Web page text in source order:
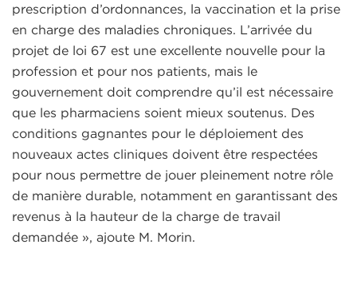
prescription d’ordonnances, la vaccination et la prise
en charge des maladies chroniques. L’arrivée du
projet de loi 67 est une excellente nouvelle pour la
profession et pour nos patients, mais le
gouvernement doit comprendre qu’il est nécessaire
que les pharmaciens soient mieux soutenus. Des
conditions gagnantes pour le déploiement des
nouveaux actes cliniques doivent être respectées
pour nous permettre de jouer pleinement notre rôle
de manière durable, notamment en garantissant des
revenus à la hauteur de la charge de travail
demandée », ajoute M. Morin.